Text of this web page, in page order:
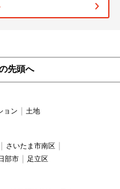
先頭へ
ョン 土地
さいたま市南区
部市 足立区